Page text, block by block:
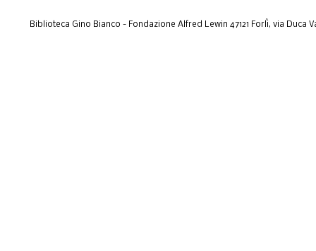
Biblioteca Gino Bianco - Fondazione Alfred Lewin 47121 Forlì, via Duca